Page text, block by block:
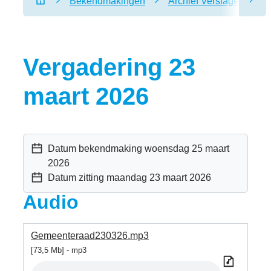
Startpagina
Vergadering 23
maart 2026
Datum bekendmaking woensdag 25 maart
2026
Datum zitting maandag 23 maart 2026
Audio
Gemeenteraad230326.mp3
73,5 Mb mp3